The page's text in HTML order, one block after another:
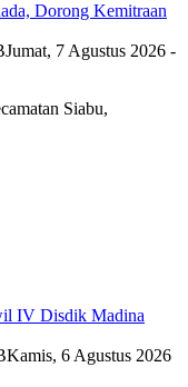
Dorong Kemitraan
Jumat, 7 Agustus 2026 -
Siabu,
IV Disdik Madina
Kamis, 6 Agustus 2026